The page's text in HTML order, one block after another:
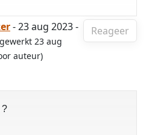
Reageer
- 23 aug 2023 -
23 aug
auteur)
?